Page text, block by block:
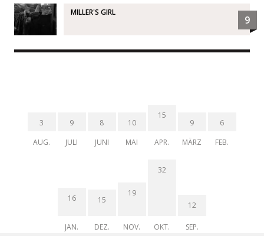
MILLER'S GIRL
9
3
AUG.
9
JULI
8
JUNI
10
MAI
15
APR.
9
MÄRZ
6
FEB.
16
JAN.
15
DEZ.
19
NOV.
32
OKT.
12
SEP.